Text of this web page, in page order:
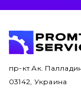
Буровой
пр-кт Ак.
03142, Украина